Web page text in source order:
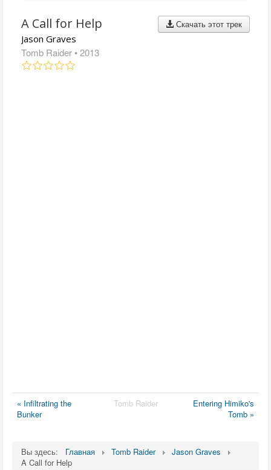
Скачать этот трек
A Call for Help
Jason Graves
Tomb Raider • 2013
« Infiltrating the
Bunker
Tomb Raider
Entering Himiko's
Tomb »
Вы здесь: Главная Tomb Raider
Jason Graves
A Call for Help